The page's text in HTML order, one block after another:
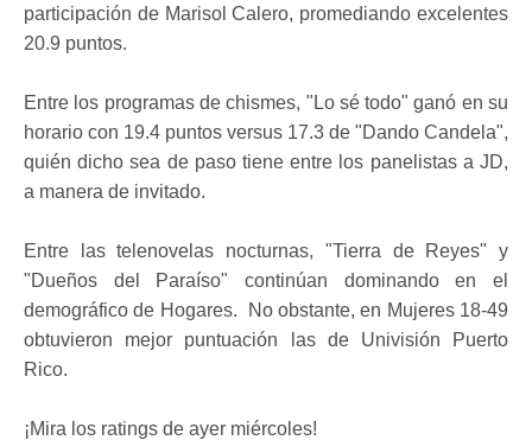
participación de Marisol Calero, promediando excelentes
20.9 puntos.
Entre los programas de chismes, "Lo sé todo" ganó en su
horario con 19.4 puntos versus 17.3 de "Dando Candela",
quién dicho sea de paso tiene entre los panelistas a JD,
a manera de invitado.
Entre las telenovelas nocturnas, "Tierra de Reyes" y
"Dueños del Paraíso" continúan dominando en el
demográfico de Hogares. No obstante, en Mujeres 18-49
obtuvieron mejor puntuación las de Univisión Puerto
Rico.
¡Mira los ratings de ayer miércoles!